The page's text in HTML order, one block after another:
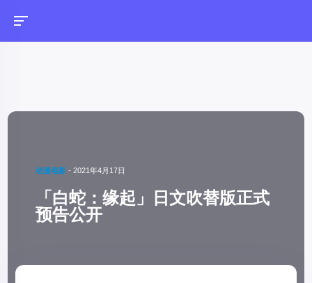
动漫电影 -2021年4月17日
「白蛇：缘起」日文吹替版正式
预告公开